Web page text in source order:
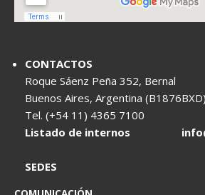
CONTACTOS
Roque Sáenz Peña 352, Bernal
Buenos Aires, Argentina (B1876BXD)
Tel. (+54 11) 4365 7100
Listado de internos
SEDES